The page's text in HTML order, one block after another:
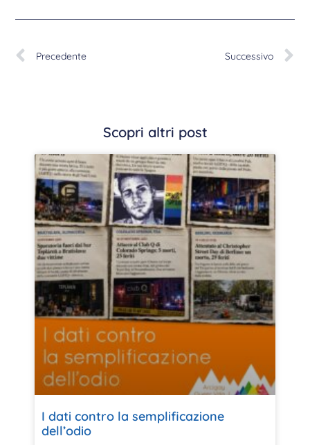
Precedente Successivo
Scopri altri post
I dati contro la semplificazione
dell’odio